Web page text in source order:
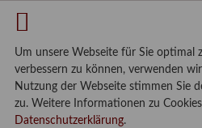
Um unsere Webseite für Sie optimal
verbessern zu können, verwenden
Nutzung der Webseite stimmen Sie
zu. Weitere Informationen zu
Datenschutzerklärung.